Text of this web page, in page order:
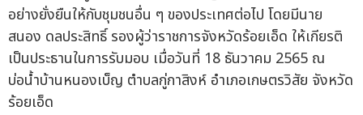
อย่างยั่งยืนให้กับชุมชนอื่น ๆ ของประเทศต่อไป โดยมีนาย
สนอง ดลประสิทธิ์ รองผู้ว่าราชการจังหวัดร้อยเอ็ด ให้เกียรติ
เป็นประธานในการรับมอบ เมื่อวันที่ 18 ธันวาคม 2565 ณ
บ่อน้ำบ้านหนองเบ็ญ ตำบลกู่กาสิงห์ อำเภอเกษตรวิสัย จังหวัด
ร้อยเอ็ด